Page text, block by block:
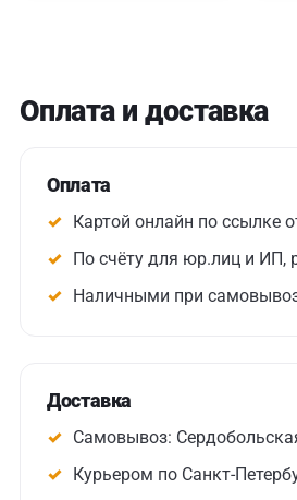
Оплата и доставка
Оплата
Картой онлайн по ссылке
По счёту для юр.лиц и ИП,
Наличными при
Доставка
Самовывоз:
Курьером по Санкт-